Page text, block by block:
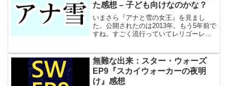
た感想 – 子ども向けなのかな？
いまさら『アナと雪の女王』を見まし
た。公開されたのは2013年。もう5年前で
すね。すごく流行っていてレリゴーレリ
もディズニーがあんまり好きじゃない
し、女の子が見る映画と...
無難な出来：スター・ウォーズ
EP9『スカイウォーカーの夜明
け』感想